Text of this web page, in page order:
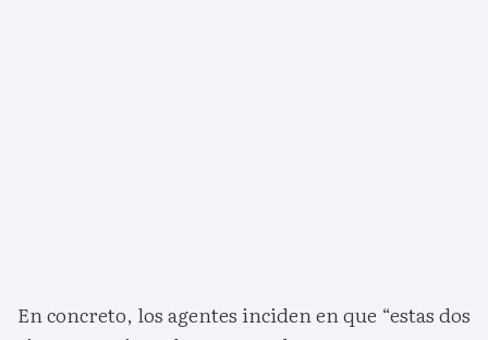
En concreto, los agentes inciden en que “estas dos